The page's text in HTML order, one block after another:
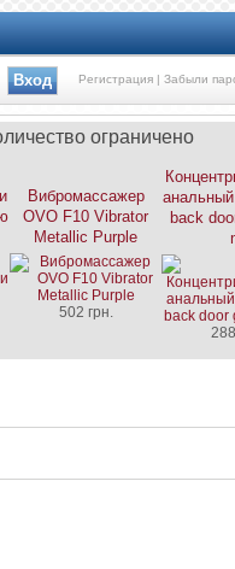
Регистрация |Забыли
ограничено
Вибромассажер
OVO F10 Vibrator
Metallic Purple
502 грн.
back